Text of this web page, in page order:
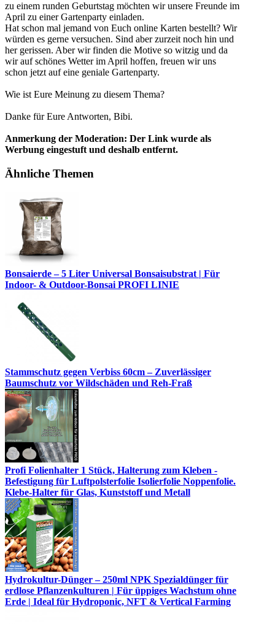
zu einem runden Geburtstag möchten wir unsere Freunde im
April zu einer Gartenparty einladen.
Hat schon mal jemand von Euch online Karten bestellt? Wir
würden es gerne versuchen. Sind aber zurzeit noch hin und
her gerissen. Aber wir finden die Motive so witzig und da
wir auf schönes Wetter im April hoffen, freuen wir uns
schon jetzt auf eine geniale Gartenparty.
Wie ist Eure Meinung zu diesem Thema?
Danke für Eure Antworten, Bibi.
Anmerkung der Moderation: Der Link wurde als
Werbung eingestuft und deshalb entfernt.
Ähnliche Themen
Bonsaierde – 5 Liter Universal Bonsaisubstrat | Für
Indoor- & Outdoor-Bonsai PROFI LINIE
Stammschutz gegen Verbiss 60cm – Zuverlässiger
Baumschutz vor Wildschäden und Reh-Fraß
Profi Folienhalter 1 Stück, Halterung zum Kleben -
Befestigung für Luftpolsterfolie Isolierfolie Noppenfolie.
Klebe-Halter für Glas, Kunststoff und Metall
Hydrokultur-Dünger – 250ml NPK Spezialdünger für
erdlose Pflanzenkulturen | Für üppiges Wachstum ohne
Erde | Ideal für Hydroponic, NFT & Vertical Farming